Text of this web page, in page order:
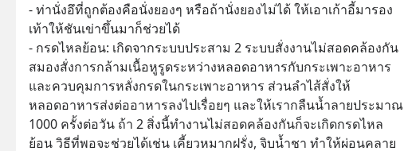
- ท่านั่งอึที่ถูกต้องคือนั่งยองๆ หรือถ้านั่งยองไม่ได้ ให้เอาเก้าอี้มารอง
เท้าให้ชันเข่าขึ้นมาก็ช่วยได้
- กรดไหลย้อน: เกิดจากระบบประสาม 2 ระบบสั่งงานไม่สอดคล้องกัน
สมองสั่งการกล้ามเนื้อหูรูดระหว่างหลอดอาหารกับกระเพาะอาหาร
และควบคุมการหลั่งกรดในกระเพาะอาหาร ส่วนลำไส้สั่งให้
หลอดอาหารส่งต่ออาหารลงไปเรื่อยๆ และให้เรากลืนน้ำลายประมาณ
1000 ครั้งต่อวัน ถ้า 2 สิ่งนี้ทำงานไม่สอดคล้องกันก็จะเกิดกรดไหล
ย้อน วิธีที่พอจะช่วยได้เช่น เคี้ยวหมากฝรั่ง, จิบน้ำชา ทำให้ผ่อนคลาย